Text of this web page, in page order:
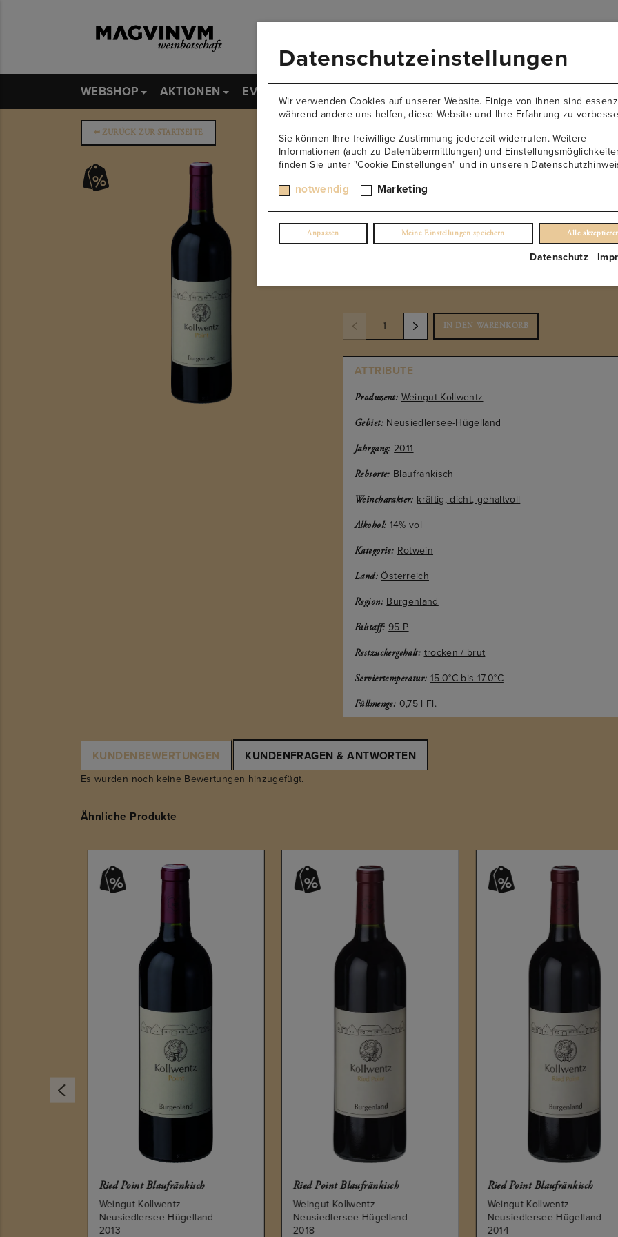
WEBSHOP AKTIONEN EVENTS
➥ZURÜCK ZUR STARTSEITE
Ried Point Blaufränkisch
€63.67 € 74.9 / 0,75 L FL.
IN DEN WARENKORB
ATTRIBUTE
Produzent: Weingut Kollwentz
Gebiet: Neusiedlersee-Hügelland
Jahrgang: 2011
Rebsorte: Blaufränkisch
Weincharakter: kräftig, dicht, gehaltvoll
Alkohol: 14% vol
Kategorie: Rotwein
Land: Österreich
Region: Burgenland
Falstaff: 95 P
Restzuckergehalt: trocken / brut
Serviertemperatur: 15.0°C bis 17.0°C
Füllmenge: 0,75 l Fl.
KUNDENBEWERTUNGEN KUNDENFRAGEN & ANTWORTEN
Es wurden noch keine Bewertungen hinzugefügt.
Ähnliche Produkte
Ried Point Blaufränkisch
Weingut Kollwentz
Neusiedlersee-Hügelland
2013
Ried Point Blaufränkisch
Weingut Kollwentz
Neusiedlersee-Hügelland
2018
Ried Point Blaufränkisch
Weingut Kollwentz
Neusiedlersee-Hügelland
2014
Datenschutzeinstellungen
Wir verwenden Cookies auf unserer Website. Einige von ihnen sind
während andere uns helfen, diese Website und Ihre Erfahrung zu
Sie können Ihre freiwillige Zustimmung jederzeit widerrufen. Weitere
Informationen (auch zu Datenübermittlungen) und
finden Sie unter "Cookie Einstellungen" und in unseren
notwendig Marketing
Anpassen Meine Einstellungen speichern Alle
Datenschutz